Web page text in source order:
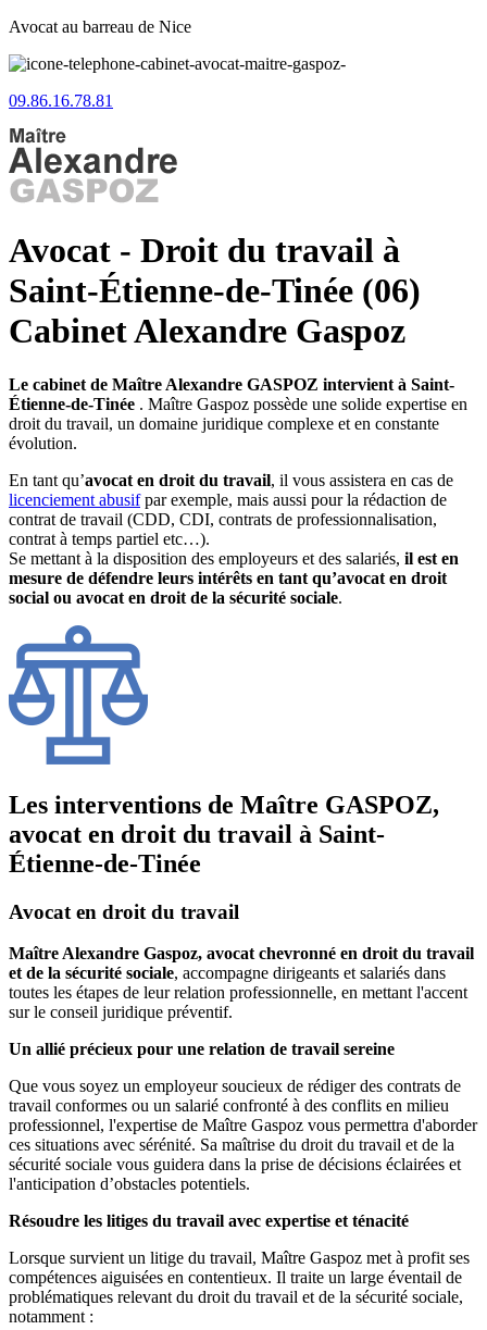
Avocat au barreau de Nice
09.86.16.78.81
Avocat - Droit du travail à
Saint-Étienne-de-Tinée (06)
Cabinet Alexandre Gaspoz
Le cabinet de Maître Alexandre GASPOZ intervient à Saint-
Étienne-de-Tinée . Maître Gaspoz possède une solide expertise en
droit du travail, un domaine juridique complexe et en constante
évolution.
En tant qu’avocat en droit du travail, il vous assistera en cas de
licenciement abusifpar exemple, mais aussi pour la rédaction de
contrat de travail (CDD, CDI, contrats de professionnalisation,
contrat à temps partiel etc…).
Se mettant à la disposition des employeurs et des salariés, il est en
mesure de défendre leurs intérêts en tant qu’avocat en droit
social ou avocat en droit de la sécurité sociale.
Les interventions de Maître GASPOZ,
avocat en droit du travail à Saint-
Étienne-de-Tinée
Avocat en droit du travail
Maître Alexandre Gaspoz, avocat chevronné en droit du travail
et de la sécurité sociale, accompagne dirigeants et salariés dans
toutes les étapes de leur relation professionnelle, en mettant l'accent
sur le conseil juridique préventif.
Un allié précieux pour une relation de travail sereine
Que vous soyez un employeur soucieux de rédiger des contrats de
travail conformes ou un salarié confronté à des conflits en milieu
professionnel, l'expertise de Maître Gaspoz vous permettra d'aborder
ces situations avec sérénité. Sa maîtrise du droit du travail et de la
sécurité sociale vous guidera dans la prise de décisions éclairées et
l'anticipation d’obstacles potentiels.
Résoudre les litiges du travail avec expertise et ténacité
Lorsque survient un litige du travail, Maître Gaspoz met à profit ses
compétences aiguisées en contentieux. Il traite un large éventail de
problématiques relevant du droit du travail et de la sécurité sociale,
notamment :